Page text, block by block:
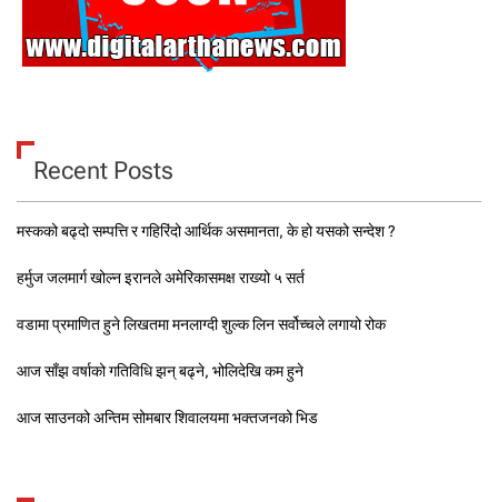
Recent Posts
मस्कको बढ्दो सम्पत्ति र गहिरिंदो आर्थिक असमानता, के हो यसको सन्देश ?
हर्मुज जलमार्ग खोल्न इरानले अमेरिकासमक्ष राख्यो ५ सर्त
वडामा प्रमाणित हुने लिखतमा मनलाग्दी शुल्क लिन सर्वोच्चले लगायो रोक
आज साँझ वर्षाको गतिविधि झन् बढ्ने, भोलिदेखि कम हुने
आज साउनको अन्तिम सोमबार शिवालयमा भक्तजनको भिड